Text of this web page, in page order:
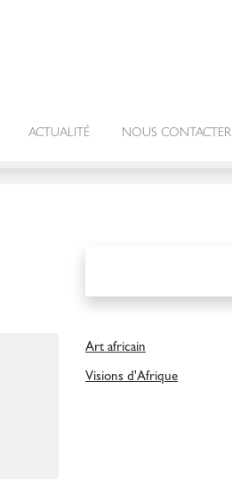
ACTUALITÉ NOUS CONTACTER
Art africain
Visions d'Afrique